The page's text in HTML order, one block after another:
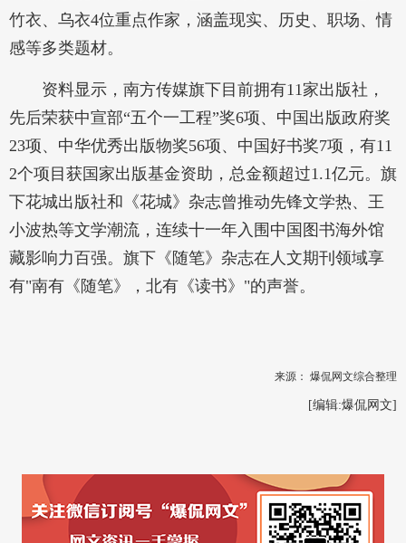
竹衣、乌衣4位重点作家，涵盖现实、历史、职场、情
感等多类题材。
资料显示，南方传媒旗下目前拥有11家出版社，
先后荣获中宣部“五个一工程”奖6项、中国出版政府奖
23项、中华优秀出版物奖56项、中国好书奖7项，有11
2个项目获国家出版基金资助，总金额超过1.1亿元。旗
下花城出版社和《花城》杂志曾推动先锋文学热、王
小波热等文学潮流，连续十一年入围中国图书海外馆
藏影响力百强。旗下《随笔》杂志在人文期刊领域享
有"南有《随笔》，北有《读书》"的声誉。
来源： 爆侃网文综合整理
[编辑:爆侃网文]